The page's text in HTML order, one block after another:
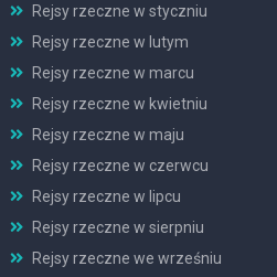
Rejsy rzeczne w styczniu
Rejsy rzeczne w lutym
Rejsy rzeczne w marcu
Rejsy rzeczne w kwietniu
Rejsy rzeczne w maju
Rejsy rzeczne w czerwcu
Rejsy rzeczne w lipcu
Rejsy rzeczne w sierpniu
Rejsy rzeczne we wrześniu